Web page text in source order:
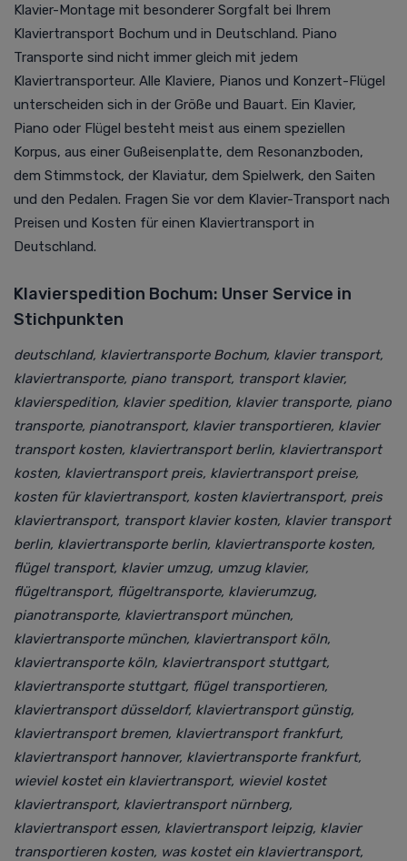
Klavier-Montage mit besonderer Sorgfalt bei Ihrem
Klaviertransport Bochum und in Deutschland. Piano
Transporte sind nicht immer gleich mit jedem
Klaviertransporteur. Alle Klaviere, Pianos und Konzert-Flügel
unterscheiden sich in der Größe und Bauart. Ein Klavier,
Piano oder Flügel besteht meist aus einem speziellen
Korpus, aus einer Gußeisenplatte, dem Resonanzboden,
dem Stimmstock, der Klaviatur, dem Spielwerk, den Saiten
und den Pedalen. Fragen Sie vor dem Klavier-Transport nach
Preisen und Kosten für einen Klaviertransport in
Deutschland.
Klavierspedition Bochum: Unser Service in
Stichpunkten
deutschland, klaviertransporte Bochum, klavier transport,
klaviertransporte, piano transport, transport klavier,
klavierspedition, klavier spedition, klavier transporte, piano
transporte, pianotransport, klavier transportieren, klavier
transport kosten, klaviertransport berlin, klaviertransport
kosten, klaviertransport preis, klaviertransport preise,
kosten für klaviertransport, kosten klaviertransport, preis
klaviertransport, transport klavier kosten, klavier transport
berlin, klaviertransporte berlin, klaviertransporte kosten,
flügel transport, klavier umzug, umzug klavier,
flügeltransport, flügeltransporte, klavierumzug,
pianotransporte, klaviertransport münchen,
klaviertransporte münchen, klaviertransport köln,
klaviertransporte köln, klaviertransport stuttgart,
klaviertransporte stuttgart, flügel transportieren,
klaviertransport düsseldorf, klaviertransport günstig,
klaviertransport bremen, klaviertransport frankfurt,
klaviertransport hannover, klaviertransporte frankfurt,
wieviel kostet ein klaviertransport, wieviel kostet
klaviertransport, klaviertransport nürnberg,
klaviertransport essen, klaviertransport leipzig, klavier
transportieren kosten, was kostet ein klaviertransport,